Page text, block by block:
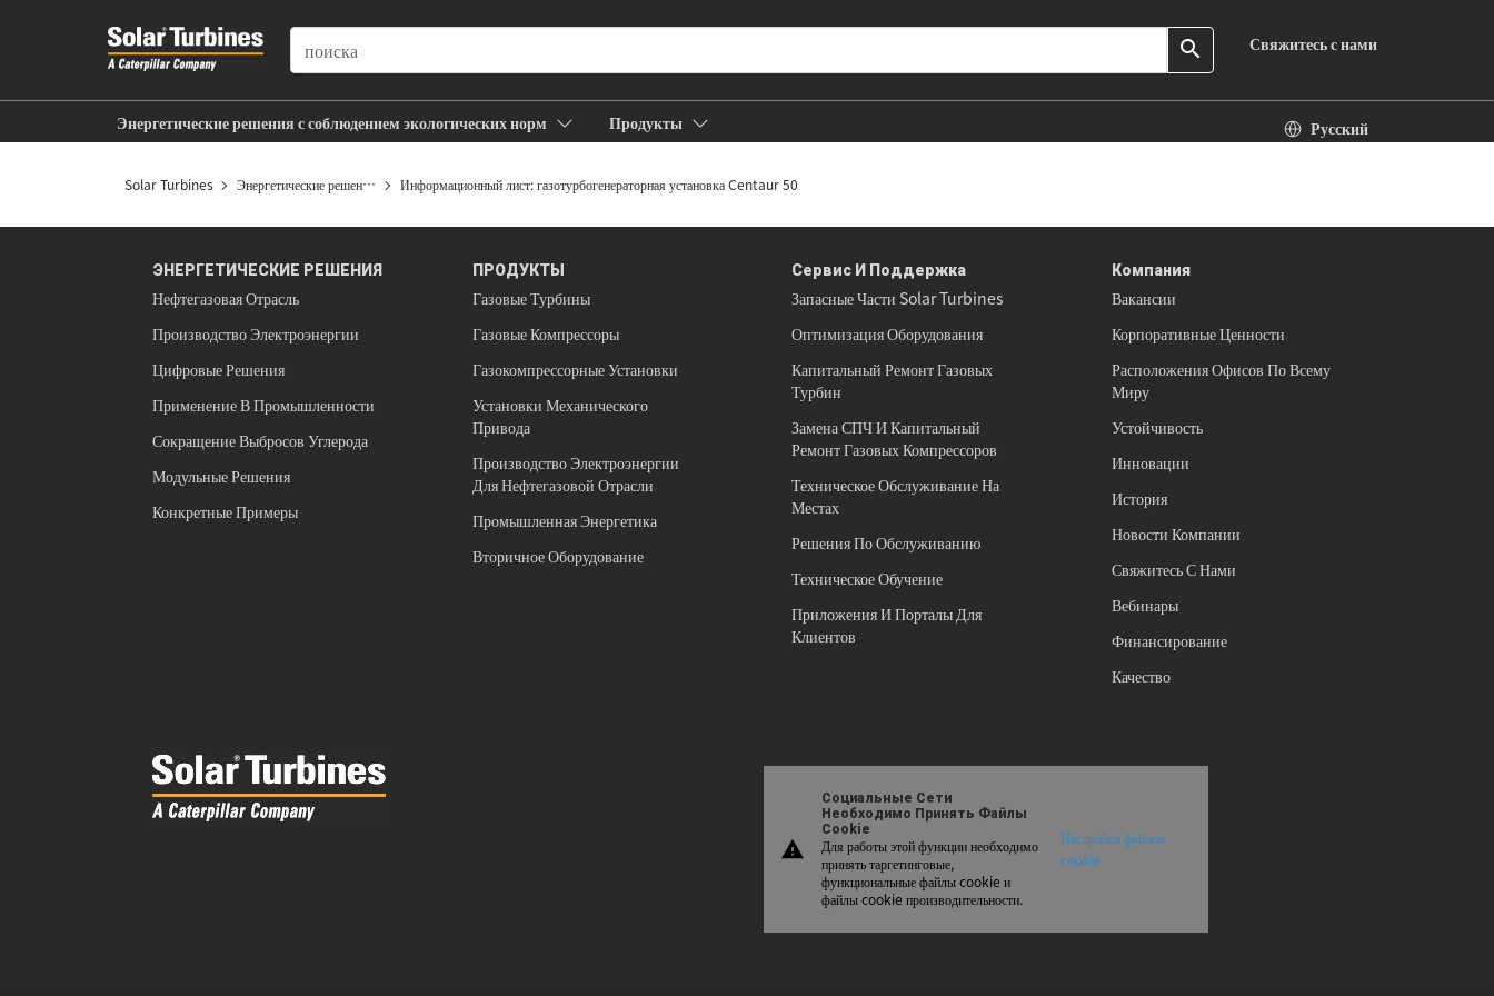
search Свяжитесь с нами
Энергетические решения с соблюдением экологических норм
Продукты
Русский
Solar Turbines Энергетические решения с соблюдением экологических норм
Информационный лист: газотурбогенераторная установка Centaur 50
ЭНЕРГЕТИЧЕСКИЕ РЕШЕНИЯ
Нефтегазовая Отрасль
Производство Электроэнергии
Цифровые Решения
Применение В Промышленности
Сокращение Выбросов Углерода
Модульные Решения
Конкретные Примеры
ПРОДУКТЫ
Газовые Турбины
Газовые Компрессоры
Газокомпрессорные Установки
Установки Механического
Привода
Производство Электроэнергии
Для Нефтегазовой Отрасли
Промышленная Энергетика
Вторичное Оборудование
Сервис И Поддержка
Запасные Части Solar Turbines
Оптимизация Оборудования
Капитальный Ремонт Газовых
Турбин
Замена СПЧ И Капитальный
Ремонт Газовых Компрессоров
Техническое Обслуживание На
Местах
Решения По Обслуживанию
Техническое Обучение
Приложения И Порталы Для
Клиентов
Компания
Вакансии
Корпоративные Ценности
Расположения Офисов По Всему
Миру
Устойчивость
Инновации
История
Новости Компании
Свяжитесь С Нами
Вебинары
Финансирование
Качество
warning
Социальные Сети
Необходимо Принять Файлы
Cookie
Для работы этой функции необходимо
принять таргетинговые,
функциональные файлы cookie и
файлы cookie производительности.
Настройки файлов
cookie